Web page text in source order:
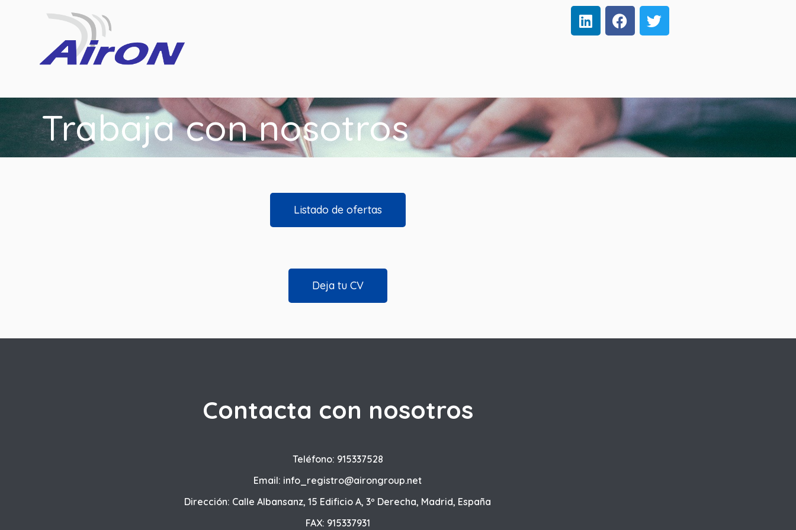
Trabaja con nosotros
Listado de ofertas
Deja tu CV
Contacta con nosotros
Teléfono: 915337528
Email: info_registro@airongroup.net
Dirección: Calle Albansanz, 15 Edificio A, 3º Derecha, Madrid, España
FAX: 915337931